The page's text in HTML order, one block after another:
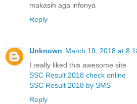
makasih aga infonya
Reply
Unknown March 19, 2018 at
I really liked this awesome site.
SSC Result 2018 check online
SSC Result 2018 by SMS
Reply